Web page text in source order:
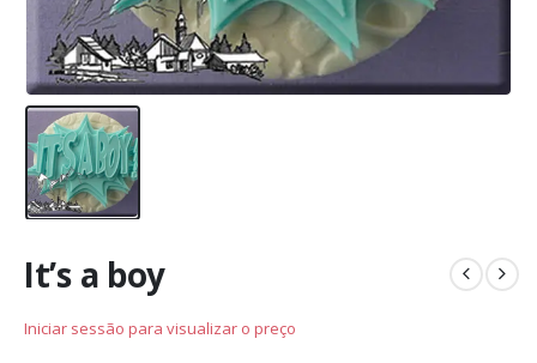
It’s a boy
Iniciar sessão para visualizar o preço